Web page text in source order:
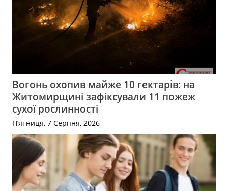
Вогонь охопив майже 10 гектарів: на
Житомирщині зафіксували 11 пожеж
сухої рослинності
П’ятниця, 7 Серпня, 2026